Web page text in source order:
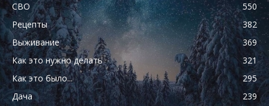
СВО
550
Рецепты
382
Выживание
369
Как это нужно делать
321
Как это было...
295
Дача
239